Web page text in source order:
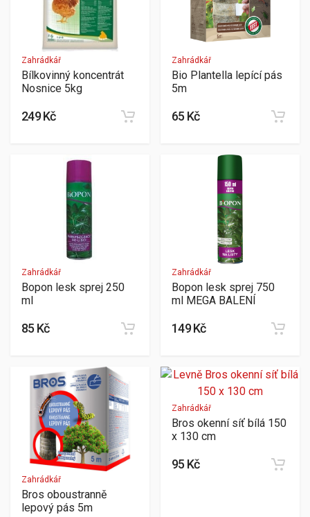
Zahrádkář
Bílkovinný koncentrát
Nosnice 5kg
249 Kč
Zahrádkář
Bio Plantella lepící pás
5m
65 Kč
Zahrádkář
Bopon lesk sprej 250
ml
85 Kč
Zahrádkář
Bopon lesk sprej 750
ml MEGA BALENÍ
149 Kč
Zahrádkář
Bros oboustranně
lepový pás 5m
Zahrádkář
Bros okenní síť bílá 150
x 130 cm
95 Kč